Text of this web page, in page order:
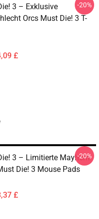
3 – Exklusive
Orcs Must Die! 3 T-
£
-20%
3 – Limitierte Mayhem
Die! 3 Mouse Pads
£
-20%